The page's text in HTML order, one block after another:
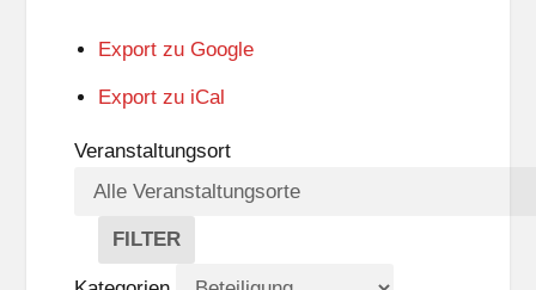
Export zu Google
Export zu iCal
Veranstaltungsort
FILTER
V